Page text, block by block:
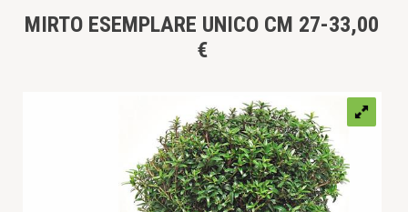
MIRTO ESEMPLARE UNICO CM 27-33,00
€